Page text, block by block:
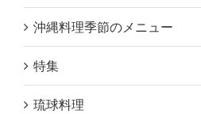
沖縄料理季節のメニュー
特集
琉球料理